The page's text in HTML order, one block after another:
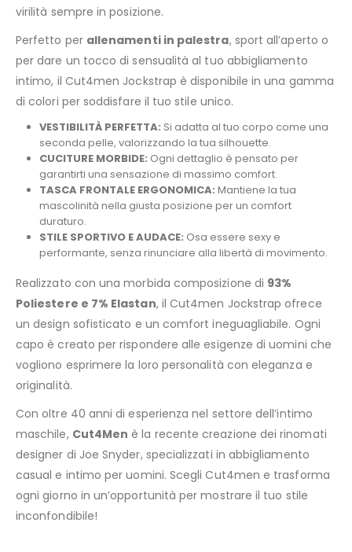
virilità sempre in posizione.
Perfetto per allenamenti in palestra, sport all’aperto o
per dare un tocco di sensualità al tuo abbigliamento
intimo, il Cut4men Jockstrap è disponibile in una gamma
di colori per soddisfare il tuo stile unico.
VESTIBILITÀ PERFETTA: Si adatta al tuo corpo come una
seconda pelle, valorizzando la tua silhouette.
CUCITURE MORBIDE: Ogni dettaglio è pensato per
garantirti una sensazione di massimo comfort.
TASCA FRONTALE ERGONOMICA: Mantiene la tua
mascolinità nella giusta posizione per un comfort
duraturo.
STILE SPORTIVO E AUDACE: Osa essere sexy e
performante, senza rinunciare alla libertà di movimento.
Realizzato con una morbida composizione di 93%
Poliestere e 7% Elastan, il Cut4men Jockstrap ofrece
un design sofisticato e un comfort ineguagliabile. Ogni
capo è creato per rispondere alle esigenze di uomini che
vogliono esprimere la loro personalità con eleganza e
originalità.
Con oltre 40 anni di esperienza nel settore dell’intimo
maschile, Cut4Men è la recente creazione dei rinomati
designer di Joe Snyder, specializzati in abbigliamento
casual e intimo per uomini. Scegli Cut4men e trasforma
ogni giorno in un’opportunità per mostrare il tuo stile
inconfondibile!